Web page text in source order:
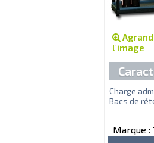
l'image
Charge
Bacs de
Marque :